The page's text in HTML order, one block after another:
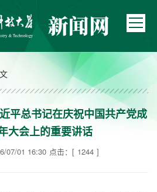
平总书记在庆祝中国共产党成
大会上的重要讲话
07/01 16:30 点击：[ 1244 ]